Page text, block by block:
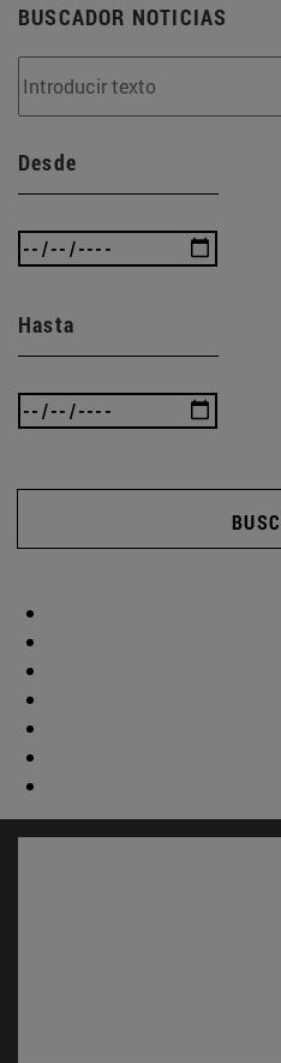
BUSCADOR NOTICIAS
Desde
Hasta